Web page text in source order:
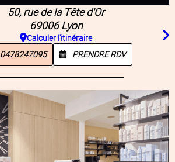
50, rue de la Tête d'Or
69006 Lyon
Calculer l'itinéraire
0478247095
PRENDRE RDV